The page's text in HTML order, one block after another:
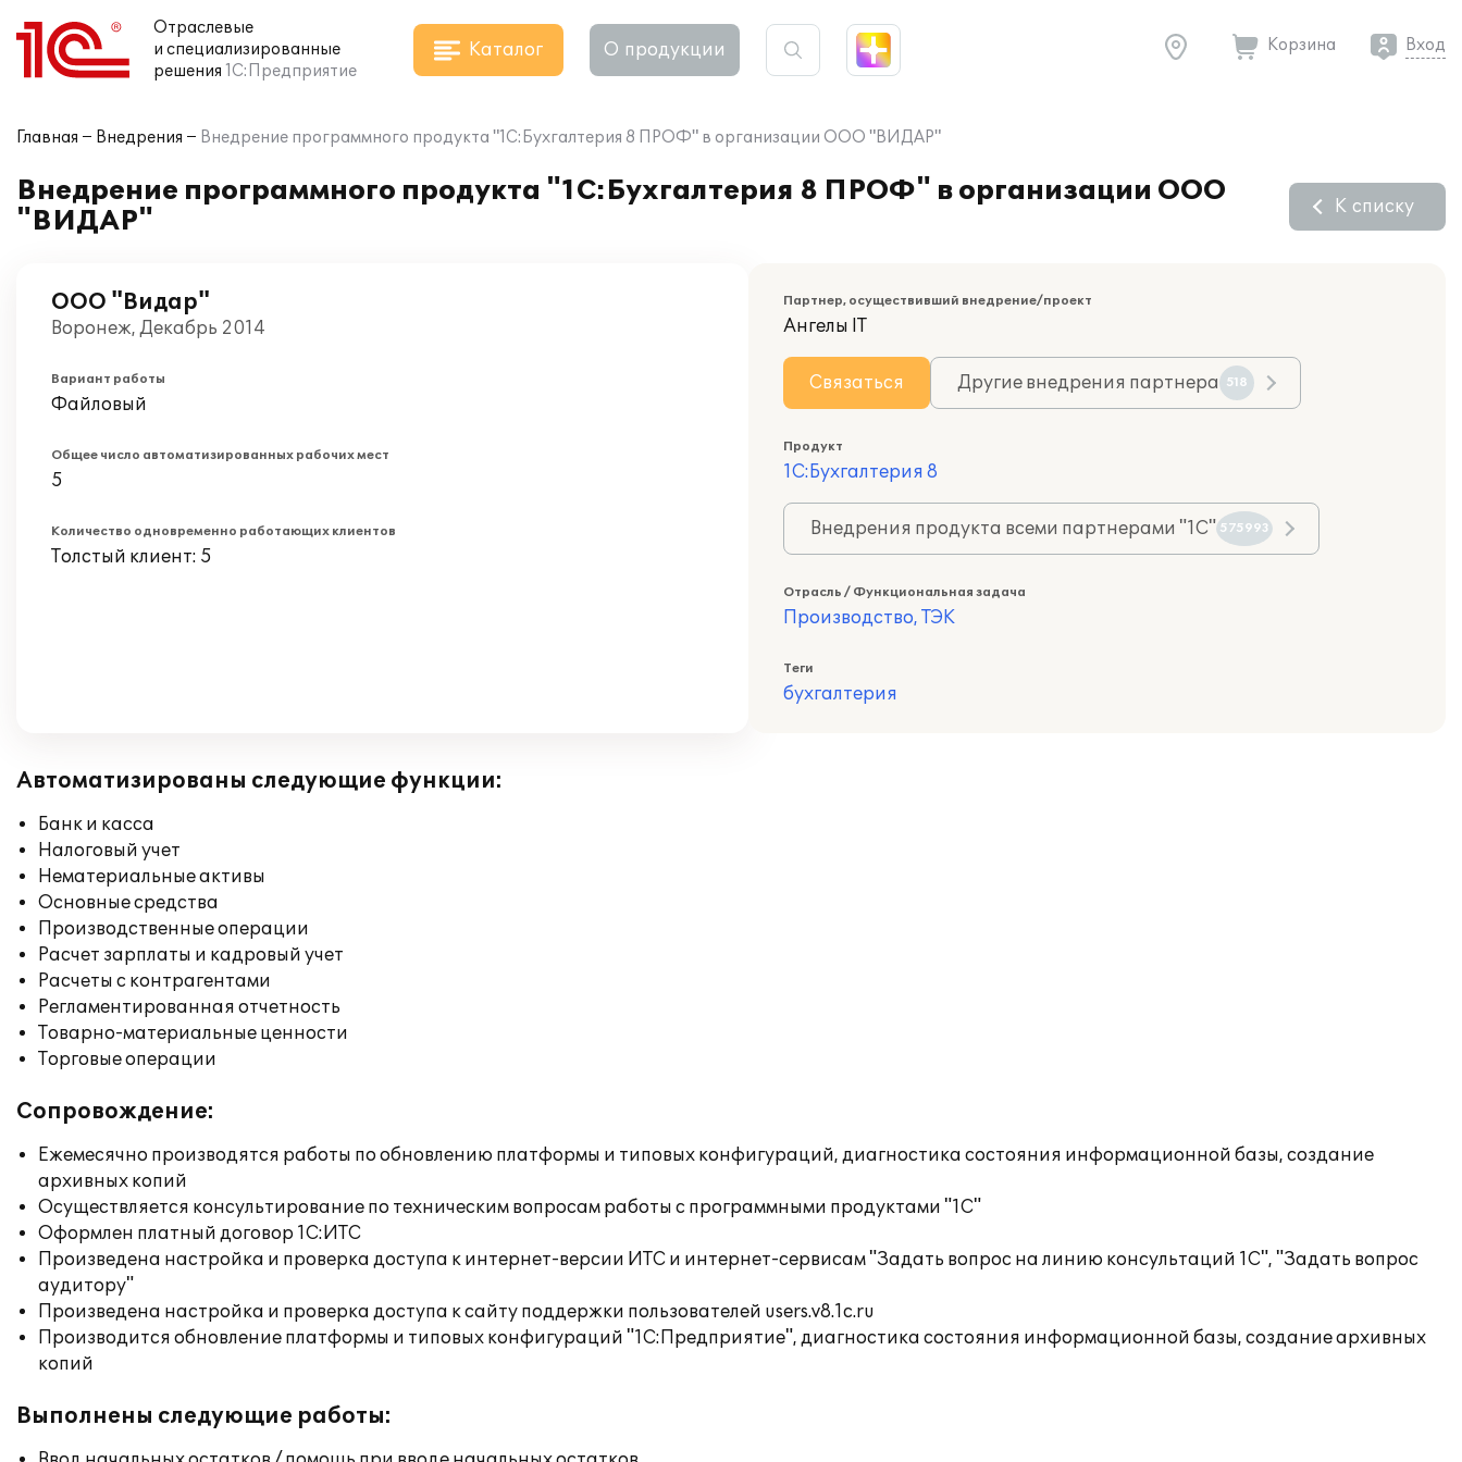
Отраслевые
и специализированные
решения 1С:Предприятие
Каталог О продукции Корзина Вход
Главная Внедрения Внедрение программного продукта "1С:Бухгалтерия 8 ПРОФ" в организации ООО "ВИДАР"
Внедрение программного продукта "1С:Бухгалтерия 8 ПРОФ" в организации ООО
"ВИДАР"
К списку
ООО "Видар"
Воронеж, Декабрь 2014
Вариант работы
Файловый
Общее число автоматизированных рабочих мест
5
Количество одновременно работающих клиентов
Толстый клиент: 5
Партнер, осуществивший внедрение/проект
Ангелы IT
Связаться Другие внедрения партнера 518
Продукт
1С:Бухгалтерия 8
Внедрения продукта всеми партнерами "1С" 575993
Отрасль / Функциональная задача
Производство, ТЭК
Теги
бухгалтерия
Автоматизированы следующие функции:
Банк и касса
Налоговый учет
Нематериальные активы
Основные средства
Производственные операции
Расчет зарплаты и кадровый учет
Расчеты с контрагентами
Регламентированная отчетность
Товарно-материальные ценности
Торговые операции
Сопровождение:
Ежемесячно производятся работы по обновлению платформы и типовых конфигураций, диагностика состояния информационной базы, создание
архивных копий
Осуществляется консультирование по техническим вопросам работы с программными продуктами "1С"
Оформлен платный договор 1С:ИТС
Произведена настройка и проверка доступа к интернет-версии ИТС и интернет-сервисам "Задать вопрос на линию консультаций 1С", "Задать вопрос
аудитору"
Произведена настройка и проверка доступа к сайту поддержки пользователей users.v8.1c.ru
Производится обновление платформы и типовых конфигураций "1С:Предприятие", диагностика состояния информационной базы, создание архивных
копий
Выполнены следующие работы: